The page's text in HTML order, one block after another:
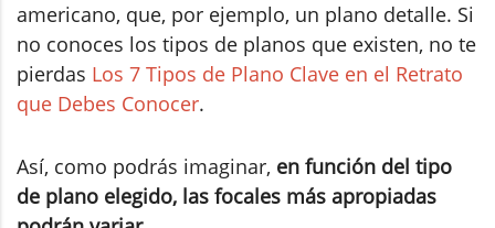
americano, que, por ejemplo, un plano detalle. Si
no conoces los tipos de planos que existen, no te
pierdas Los 7 Tipos de Plano Clave en el Retrato
que Debes Conocer.
Así, como podrás imaginar, en función del tipo
de plano elegido, las focales más apropiadas